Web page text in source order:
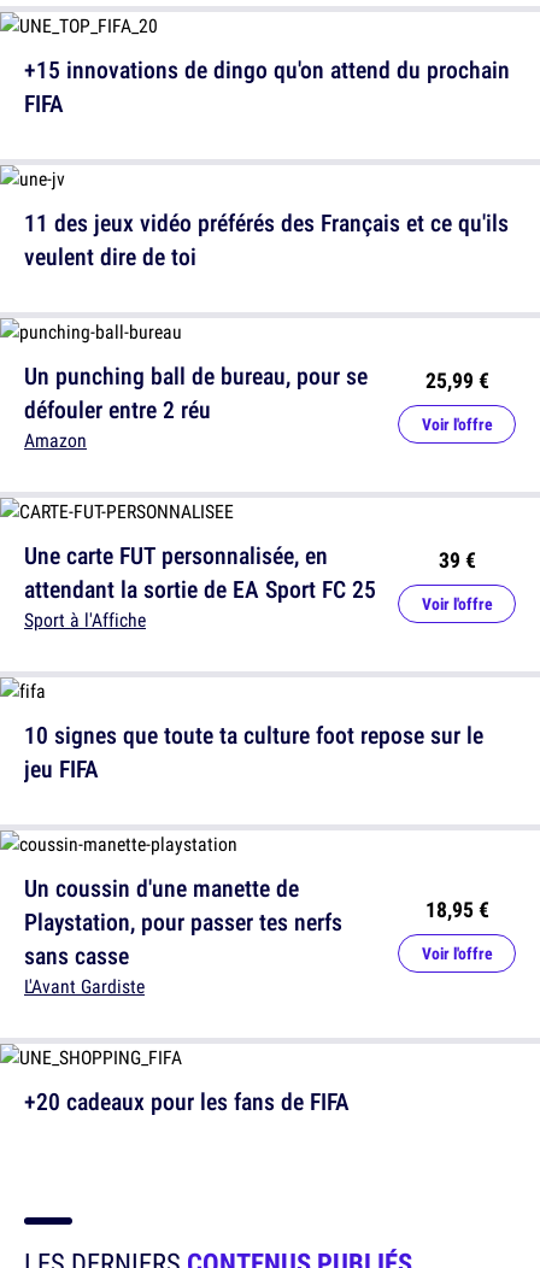
+15 innovations de dingo qu'on attend du prochain
FIFA
Un punching ball de bureau, pour se
défouler entre 2 réu
Amazon
25,99 €
Voir l'offre
10 signes que toute ta culture foot repose sur le
jeu FIFA
+20 cadeaux pour les fans de FIFA
11 des jeux vidéo préférés des Français et ce qu'ils
veulent dire de toi
Une carte FUT personnalisée, en
attendant la sortie de EA Sport FC 25
Sport à l'Affiche
39 €
Voir l'offre
Un coussin d'une manette de
Playstation, pour passer tes nerfs
sans casse
L'Avant Gardiste
18,95 €
Voir l'offre